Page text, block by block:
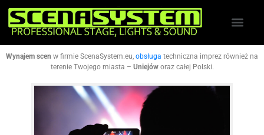
Wynajem scen w firmie ScenaSystem.eu, obsługa techniczna imprez również na
terenie Twojego miasta – Uniejów oraz całej Polski.